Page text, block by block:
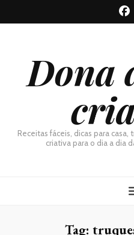
Dona
Receitas fáceis, dicas para
criativa para o dia a dia
Tag: